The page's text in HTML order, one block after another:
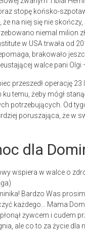
stopę końsko-
na niej się nie
niemal milion
w USA trwała od
brakowało
walce pani Olgi
przeszedł operację
temu, żeby mógł
potrzebujących. Od
poruszająca, że w
dla
Bardzo Was
każdego… Mama
żywcem i cudem
ale co to za życie dla